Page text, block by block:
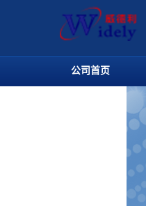
公司首页